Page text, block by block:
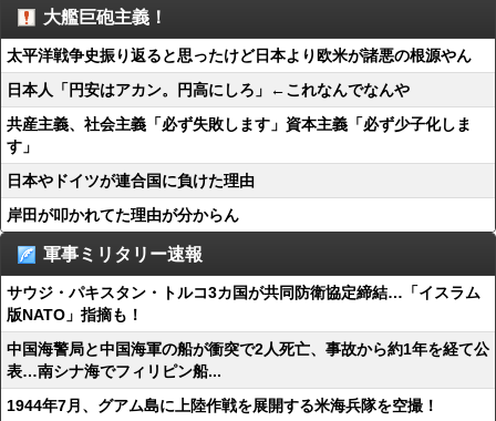
大艦巨砲主義！
太平洋戦争史振り返ると思ったけど日本より欧米が諸悪の根源やん
日本人「円安はアカン。円高にしろ」←これなんでなんや
共産主義、社会主義「必ず失敗します」資本主義「必ず少子化しま
す」
日本やドイツが連合国に負けた理由
岸田が叩かれてた理由が分からん
軍事ミリタリー速報
サウジ・パキスタン・トルコ3カ国が共同防衛協定締結…「イスラム
版NATO」指摘も！
中国海警局と中国海軍の船が衝突で2人死亡、事故から約1年を経て公
表…南シナ海でフィリピン船...
1944年7月、グアム島に上陸作戦を展開する米海兵隊を空撮！